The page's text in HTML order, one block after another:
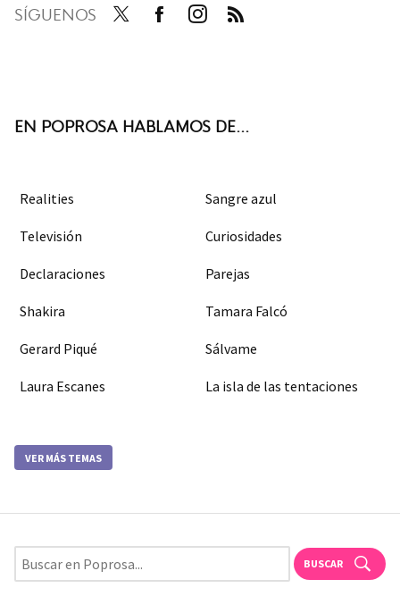
SÍGUENOS
EN POPROSA HABLAMOS DE...
Realities Sangre azul
Televisión Curiosidades
Declaraciones Parejas
Shakira Tamara Falcó
Gerard Piqué Sálvame
Laura Escanes La isla de las tentaciones
VER MÁS TEMAS
BUSCAR